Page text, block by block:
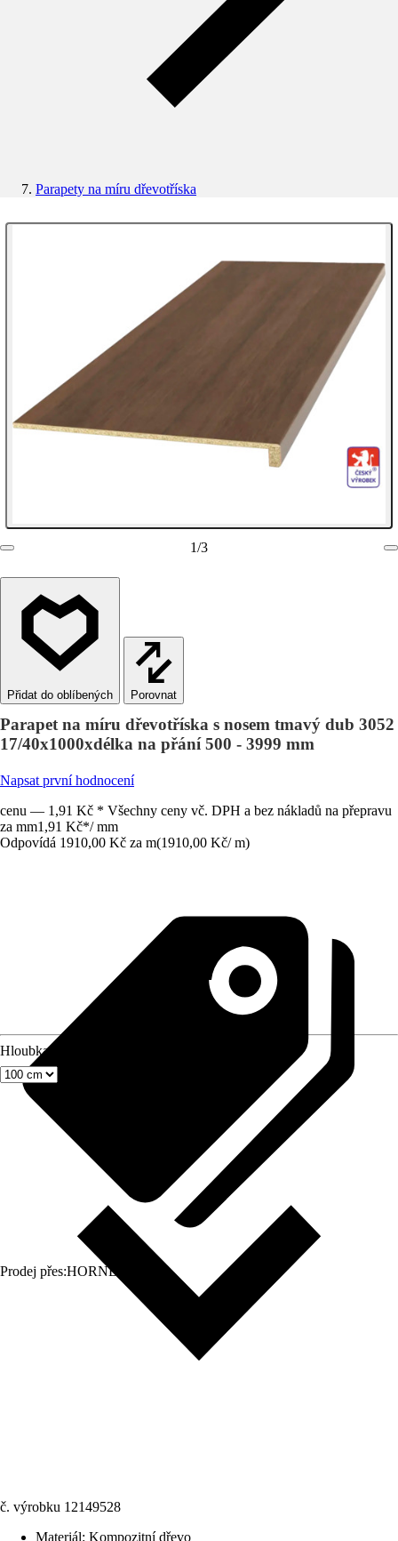
Parapety na míru dřevotříska
1/3
Porovnat
Parapet na míru dřevotříska s nosem tmavý dub 3052
17/40x1000xdélka na přání 500 - 3999 mm
Napsat první hodnocení
cenu — 1,91 Kč * Všechny ceny vč. DPH a bez nákladů na přepravu
za mm1,91 Kč*/ mm
Odpovídá 1910,00 Kč za m(1910,00 Kč/ m)
Prodej přes:HORNBACH
Hloubka
č. výrobku 12149528
Materiál: Kompozitní dřevo